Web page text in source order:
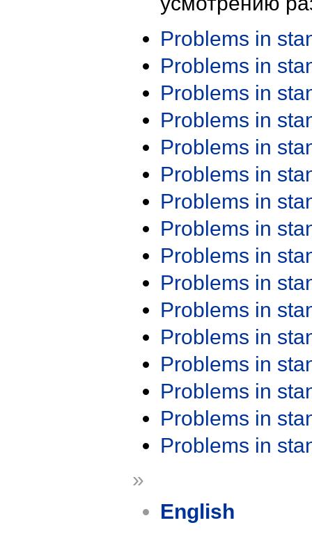
Problems in
Problems in
Problems in
Problems in
Problems in
Problems in
Problems in
Problems in
Problems in
Problems in
Problems in
Problems in
Problems in
Problems in
Problems in
Problems in
»
English